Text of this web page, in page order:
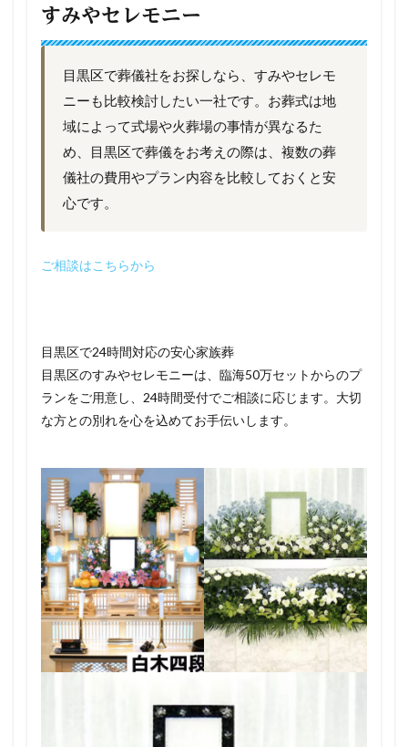
すみやセレモニー
目黒区で葬儀社をお探しなら、すみやセレモ
ニーも比較検討したい一社です。お葬式は地
域によって式場や火葬場の事情が異なるた
め、目黒区で葬儀をお考えの際は、複数の葬
儀社の費用やプラン内容を比較しておくと安
心です。
ご相談はこちらから
目黒区で24時間対応の安心家族葬
目黒区のすみやセレモニーは、臨海50万セットからのプ
ランをご用意し、24時間受付でご相談に応じます。大切
な方との別れを心を込めてお手伝いします。